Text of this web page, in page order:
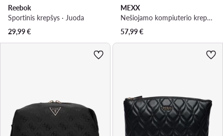
Reebok
Sportinis krepšys · Juoda
29,99€
MEXX
Nešiojamo kompiuterio krepšys · Smėlio
57,99€